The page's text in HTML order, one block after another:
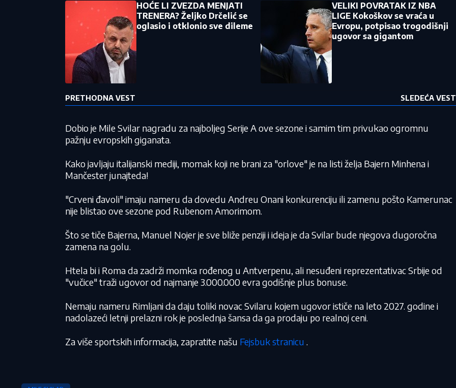
HOĆE LI ZVEZDA MENJATI
TRENERA? Željko Drčelić se
oglasio i otklonio sve dileme
PRETHODNA VEST
VELIKI POVRATAK IZ NBA
LIGE Kokoškov se vraća u
Evropu, potpisao trogodišnji
ugovor sa gigantom
SLEDEĆA VEST
Dobio je Mile Svilar nagradu za najboljeg Serije A ove sezone i samim tim privukao ogromnu
pažnju evropskih giganata.
Kako javljaju italijanski mediji, momak koji ne brani za "orlove" je na listi želja Bajern Minhena i
Mančester junajteda!
"Crveni đavoli" imaju nameru da dovedu Andreu Onani konkurenciju ili zamenu pošto Kamerunac
nije blistao ove sezone pod Rubenom Amorimom.
Što se tiče Bajerna, Manuel Nojer je sve bliže penziji i ideja je da Svilar bude njegova dugoročna
zamena na golu.
Htela bi i Roma da zadrži momka rođenog u Antverpenu, ali nesuđeni reprezentativac Srbije od
"vučice" traži ugovor od najmanje 3.000.000 evra godišnje plus bonuse.
Nemaju nameru Rimljani da daju toliki novac Svilaru kojem ugovor ističe na leto 2027. godine i
nadolazeći letnji prelazni rok je poslednja šansa da ga prodaju po realnoj ceni.
Za više sportskih informacija, zapratite našu Fejsbuk stranicu .
22 °C